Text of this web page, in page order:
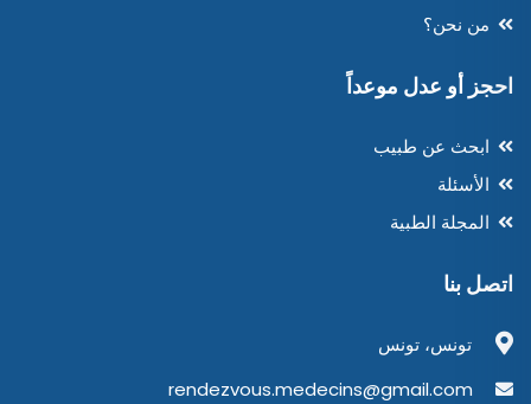
من نحن؟
احجز أو عدل موعداً
ابحث عن طبيب
الأسئلة
المجلة الطبية
اتصل بنا
تونس، تونس